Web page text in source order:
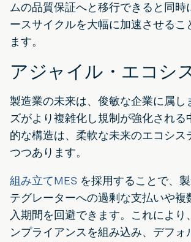
ムの品質保証へと移行できると同時
ースサイクルを大幅に加速させるこ
ます。
アジャイル・エコシ
製造業の未来は、俊敏な企業に属し
ズがより複雑化し規制が強化される
的な構造は、柔軟な未来のエコシス
つつあります。
組み立てMES を採用することで、
テグレーターへの過剰な支払いや複
入期間を回避できます。これにより
ンプライアンスを組み込み、デフォ